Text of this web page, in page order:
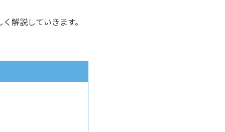
解説していきます。